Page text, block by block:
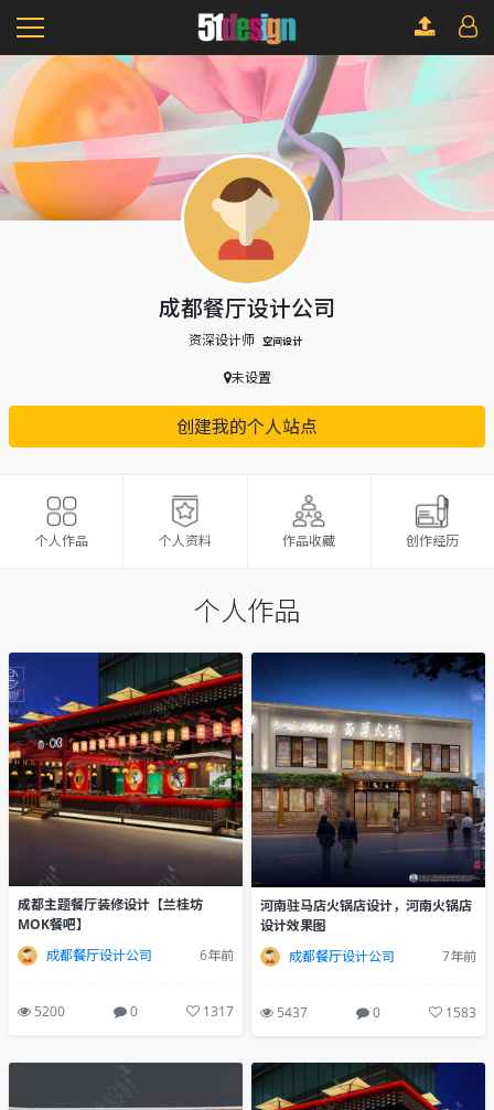
成都餐厅设计公司
资深设计师 空间设计
未设置
创建我的个人站点
个人作品 个人资料 作品收藏 创作经历
个人作品
成都主题餐厅装修设计【兰桂坊
MOK餐吧】
成都餐厅设计公司
6年前
5200 0 1317
河南驻马店火锅店设计，河南火锅店
设计效果图
成都餐厅设计公司
7年前
5437 0 1583